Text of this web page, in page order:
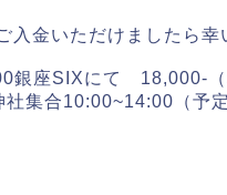
金いただけましたら幸
銀座SIXにて 18,000-（
社集合10:00~14:00（